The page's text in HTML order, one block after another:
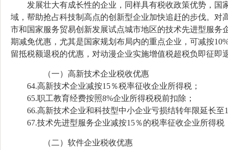
发展壮大有成长性的企业，同样具有税收政策优势，国
域，帮助抢占科技制高点的创新型企业加快追赶的步伐。
市和国家服务贸易创新发展试点城市地区的技术先进型服
期减免优惠，尤其是国家规划布局内的重点企业，可减按
留抵税额退税的优惠，对动漫企业实施增值税超税负即征即
（一）高新技术企业税收优惠
64.高新技术企业减按15％税率征收企业所得税；
65.职工教育经费按照8%企业所得税税前扣除；
66.高新技术企业和科技型中小企业亏损结转年限延长至
67.技术先进型服务企业减按15％的税率征收企业所得税
（二）软件企业税收优惠